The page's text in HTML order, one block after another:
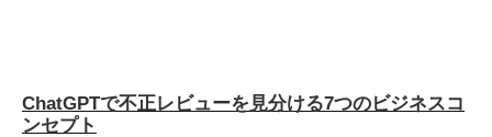
ChatGPTで不正レビューを見分ける7つのビジネスコ
ンセプト